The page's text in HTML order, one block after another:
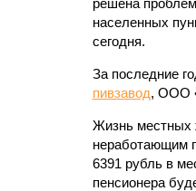
населенных
сегодня.
За последние
пивзавод, OOO
Жизнь местных
неработающим
6391 рубль в
пенсионера